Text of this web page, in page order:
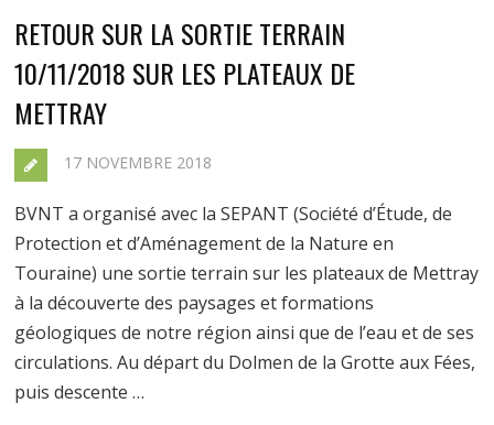
RETOUR SUR LA SORTIE TERRAIN
10/11/2018 SUR LES PLATEAUX DE
METTRAY
17 NOVEMBRE 2018
BVNT a organisé avec la SEPANT (Société d’Étude, de
Protection et d’Aménagement de la Nature en
Touraine) une sortie terrain sur les plateaux de Mettray
à la découverte des paysages et formations
géologiques de notre région ainsi que de l’eau et de ses
circulations. Au départ du Dolmen de la Grotte aux Fées,
puis descente …